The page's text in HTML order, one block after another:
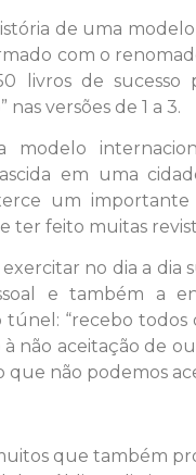
de uma
com o
de sucesso
versões de 1 a 3.
em uma
um importante
ter feito muitas
no dia a dia
e também a
“recebo todos
não aceitação de
que não podemos
que também